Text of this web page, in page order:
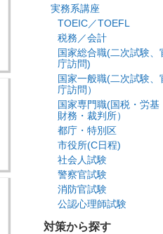
実務系講座
TOEIC／TOEFL
税務／会計
国家総合職(二次試験、
庁訪問)
国家一般職(二次試験、
庁訪問）
国家専門職(国税・労基
財務・裁判所）
都庁・特別区
市役所(C日程)
社会人試験
警察官試験
消防官試験
公認心理師試験
対策から探す